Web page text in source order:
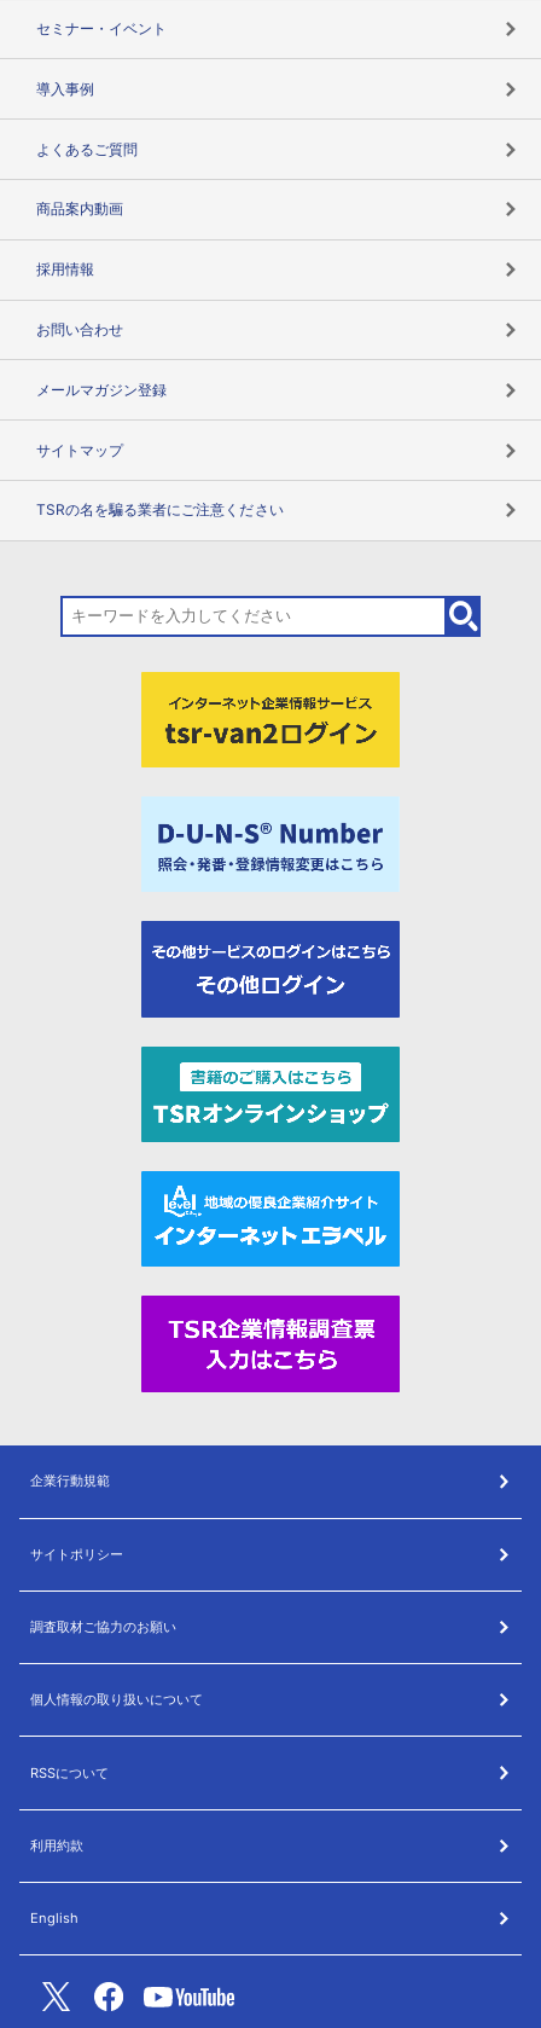
セミナー・イベント
導入事例
よくあるご質問
商品案内動画
採用情報
お問い合わせ
メールマガジン登録
サイトマップ
TSRの名を騙る業者にご注意ください
企業行動規範
サイトポリシー
調査取材ご協力のお願い
個人情報の取り扱いについて
RSSについて
利用約款
English